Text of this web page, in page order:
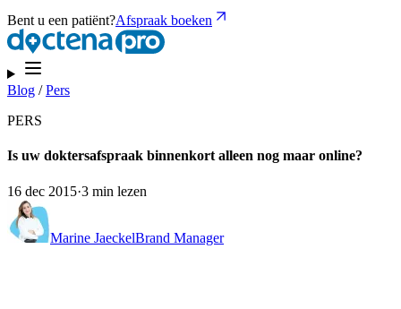
Bent u een patiënt?Afspraak boeken
Blog /Pers
PERS
Is uw doktersafspraak binnenkort alleen nog maar online?
16 dec 2015·3 min lezen
Marine JaeckelBrand Manager